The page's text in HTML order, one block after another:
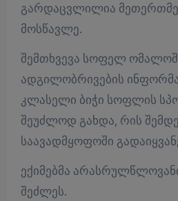
გარდაცვლილია
მოსწავლე.
შემთხვევა სოფელ
ადგილობრივების
კლასელი ბიჭი სოფლის
შეუძლოდ გახდა, რის
საავადმყოფოში
ექიმებმა
შეძლეს.